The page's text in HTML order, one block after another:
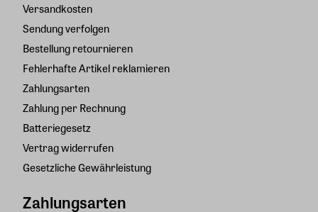
Versandkosten
Sendung verfolgen
Bestellung retournieren
Fehlerhafte Artikel reklamieren
Zahlungsarten
Zahlung per Rechnung
Batteriegesetz
Vertrag widerrufen
Gesetzliche Gewährleistung
Zahlungsarten